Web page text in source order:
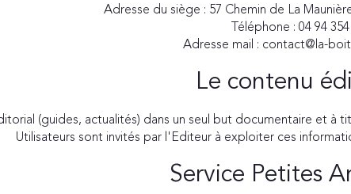
Adresse du siège : 57 Chemin de La
Téléphone : 04 94
Adresse mail : contact@la-
Le contenu
(guides, actualités) dans un seul but documentaire et
Utilisateurs sont invités par l'Editeur à exploiter ces
Service Petites